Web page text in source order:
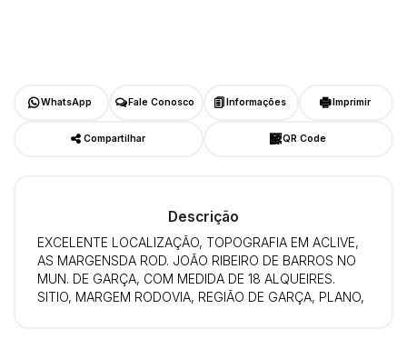
WhatsApp Fale Conosco Informações Imprimir
Compartilhar QR Code
Descrição
EXCELENTE LOCALIZAÇÃO, TOPOGRAFIA EM ACLIVE,
AS MARGENSDA ROD. JOÃO RIBEIRO DE BARROS NO
MUN. DE GARÇA, COM MEDIDA DE 18 ALQUEIRES.
SITIO, MARGEM RODOVIA, REGIÃO DE GARÇA, PLANO,